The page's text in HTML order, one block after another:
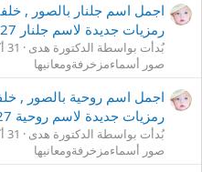
اجمل اسم جلنار بالصور ,
رمزيات جديدة لاسم جلنار 2027
بُدأت بواسطة الدكتورة هدى 31 أكتوبر 2020
صور أسماءمزخرفةومعانيها
اجمل اسم روحية بالصور ,
رمزيات جديدة لاسم روحية 2027
بُدأت بواسطة الدكتورة هدى 31 أكتوبر 2020
صور أسماءمزخرفةومعانيها